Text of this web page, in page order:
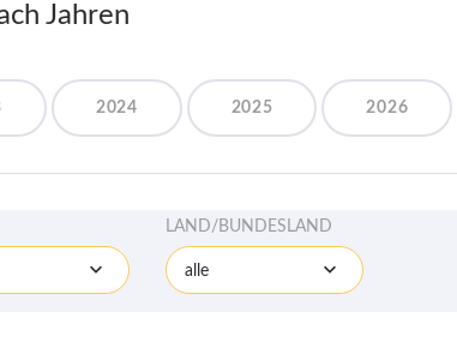
Jahren
2024 2025 2026
LAND/BUNDESLAND
alle